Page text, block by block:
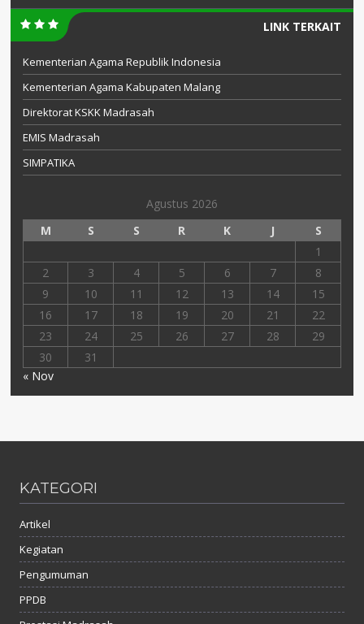
LINK TERKAIT
Kementerian Agama Republik Indonesia
Kementerian Agama Kabupaten Malang
Direktorat KSKK Madrasah
EMIS Madrasah
SIMPATIKA
Agustus 2026
M
S S R K J
S
1
2
3 4 5 6 7
8
9
10 11 12 13 14
15
16
17 18 19 20 21
22
23
24 25 26 27 28
29
30
31
« Nov
KATEGORI
Artikel
Kegiatan
Pengumuman
PPDB